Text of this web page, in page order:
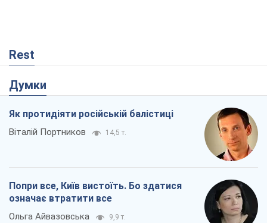
Rest
Думки
Як протидіяти російській балістиці
Віталій Портников 14,5 т.
Попри все, Київ вистоїть. Бо здатися
означає втратити все
Ольга Айвазовська 9,9 т.